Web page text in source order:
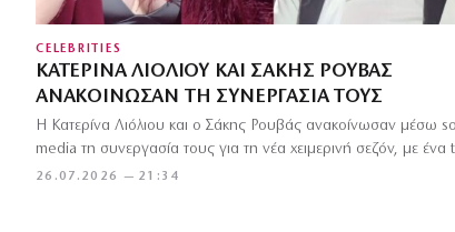
CELEBRITIES
ΚΑΤΕΡΊΝΑ ΛΙΌΛΙΟΥ ΚΑΙ ΣΆΚΗΣ ΡΟΥΒΆΣ
ΑΝΑΚΟΊΝΩΣΑΝ ΤΗ ΣΥΝΕΡΓΑΣΊΑ ΤΟΥΣ
26.07.2026 — 21:34
Η Κατερίνα Λιόλιου και ο Σάκης Ρουβάς ανακοίνωσαν μέσω
media τη συνεργασία τους για τη νέα χειμερινή σεζόν, με